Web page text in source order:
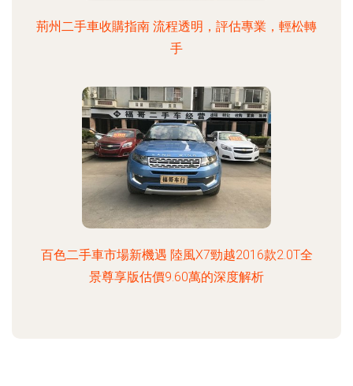
荊州二手車收購指南 流程透明，評估專業，輕松轉
手
百色二手車市場新機遇 陸風X7勁越2016款2.0T全
景尊享版估價9.60萬的深度解析